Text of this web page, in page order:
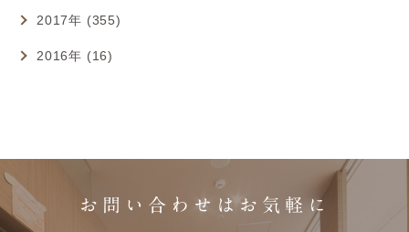
2017年 (355)
2016年 (16)
お問い合わせはお気軽に